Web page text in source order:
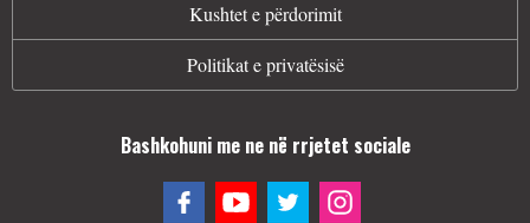
Kushtet e përdorimit
Politikat e privatësisë
Bashkohuni me ne në rrjetet sociale